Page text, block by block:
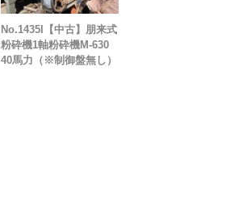
No.1435I【中古】朋来式
粉砕機1軸粉砕機M-630
40馬力（※制御盤無し）